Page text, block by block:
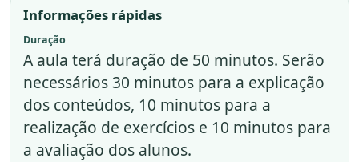
Informações rápidas
Duração
A aula terá duração de 50 minutos. Serão
necessários 30 minutos para a explicação
dos conteúdos, 10 minutos para a
realização de exercícios e 10 minutos para
a avaliação dos alunos.